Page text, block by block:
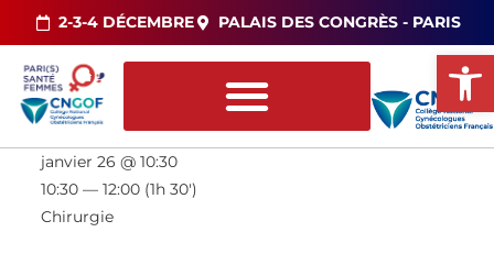
2-3-4 DÉCEMBRE PALAIS DES CONGRÈS - PARIS
janvier 26 @ 10:30
10:30 — 12:00 (1h 30′)
Chirurgie